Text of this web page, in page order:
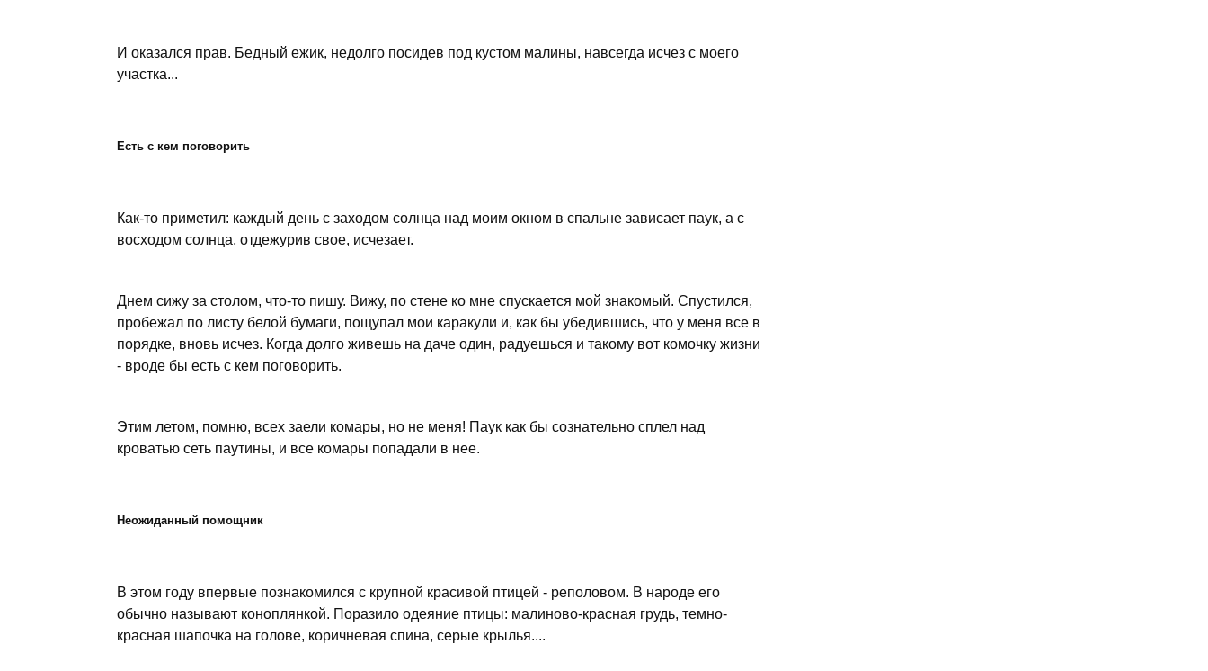
И оказался прав. Бедный ежик, недолго посидев под кустом малины, навсегда исчез с моего
участка...
Есть с кем поговорить
Как-то приметил: каждый день с заходом солнца над моим окном в спальне зависает паук, а с
восходом солнца, отдежурив свое, исчезает.
Днем сижу за столом, что-то пишу. Вижу, по стене ко мне спускается мой знакомый. Спустился,
пробежал по листу белой бумаги, пощупал мои каракули и, как бы убедившись, что у меня все в
порядке, вновь исчез. Когда долго живешь на даче один, радуешься и такому вот комочку жизни
- вроде бы есть с кем поговорить.
Этим летом, помню, всех заели комары, но не меня! Паук как бы сознательно сплел над
кроватью сеть паутины, и все комары попадали в нее.
Неожиданный помощник
В этом году впервые познакомился с крупной красивой птицей - реполовом. В народе его
обычно называют коноплянкой. Поразило одеяние птицы: малиново-красная грудь, темно-
красная шапочка на голове, коричневая спина, серые крылья....